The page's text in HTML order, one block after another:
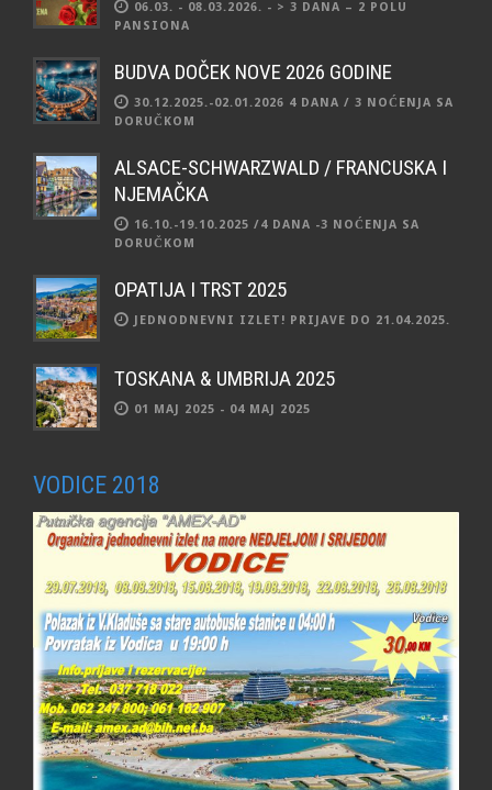
06.03. - 08.03.2026. - > 3 DANA – 2 POLU
PANSIONA
BUDVA DOČEK NOVE 2026 GODINE
30.12.2025.-02.01.2026 4 DANA / 3 NOĆENJA SA
DORUČKOM
ALSACE-SCHWARZWALD / FRANCUSKA I
NJEMAČKA
16.10.-19.10.2025 /4 DANA -3 NOĆENJA SA
DORUČKOM
OPATIJA I TRST 2025
JEDNODNEVNI IZLET! PRIJAVE DO 21.04.2025.
TOSKANA & UMBRIJA 2025
01 MAJ 2025 - 04 MAJ 2025
VODICE 2018